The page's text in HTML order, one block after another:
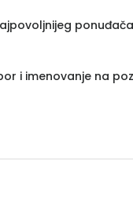
i imenovanje na